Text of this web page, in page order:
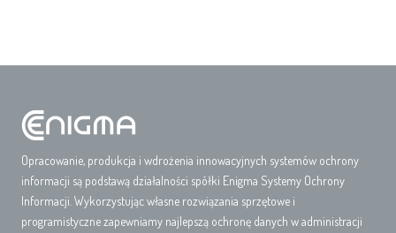
Opracowanie, produkcja i wdrożenia innowacyjnych systemów ochrony
informacji są podstawą działalności spółki Enigma Systemy Ochrony
Informacji. Wykorzystując własne rozwiązania sprzętowe i
programistyczne zapewniamy najlepszą ochronę danych w administracji